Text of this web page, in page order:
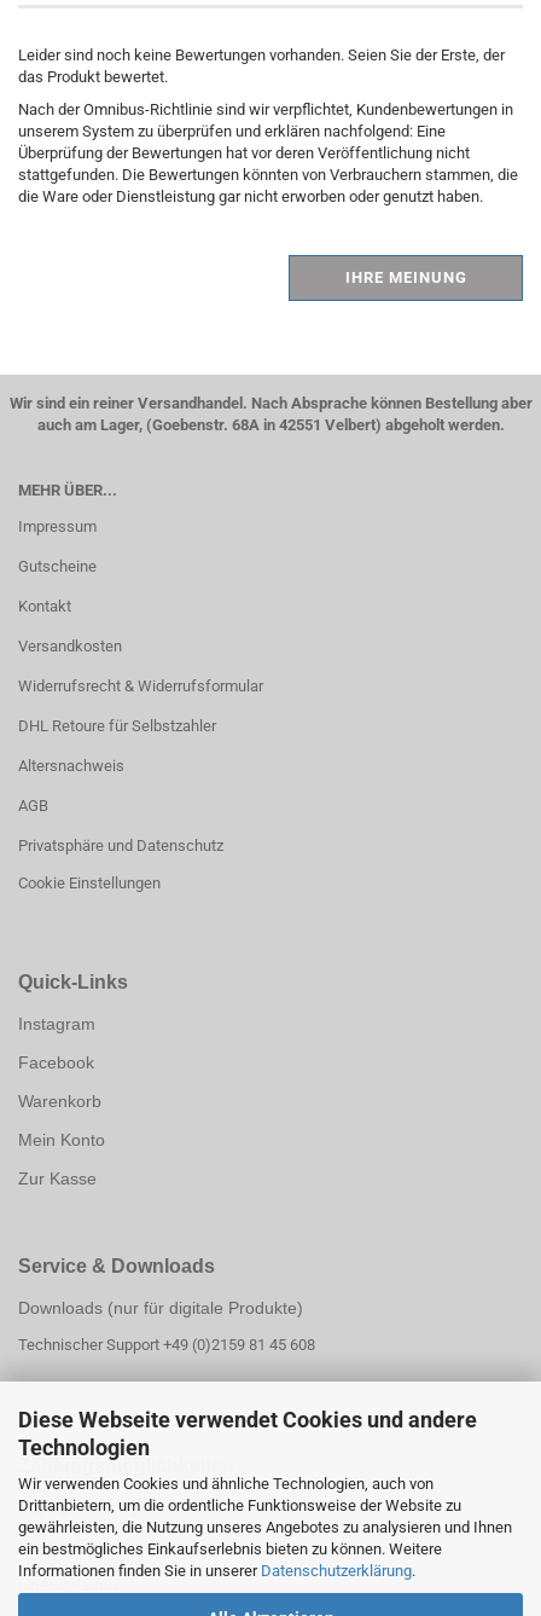
Diese Webseite verwendet Cookies und andere
Technologien
Wir verwenden Cookies und ähnliche Technologien, auch von
Drittanbietern, um die ordentliche Funktionsweise der Website zu
gewährleisten, die Nutzung unseres Angebotes zu analysieren und Ihnen
ein bestmögliches Einkaufserlebnis bieten zu können. Weitere
Informationen finden Sie in unserer Datenschutzerklärung.
Leider sind noch keine Bewertungen vorhanden. Seien Sie der Erste, der
das Produkt bewertet.
Nach der Omnibus-Richtlinie sind wir verpflichtet, Kundenbewertungen in
unserem System zu überprüfen und erklären nachfolgend: Eine
Überprüfung der Bewertungen hat vor deren Veröffentlichung nicht
stattgefunden. Die Bewertungen könnten von Verbrauchern stammen, die
die Ware oder Dienstleistung gar nicht erworben oder genutzt haben.
IHRE MEINUNG
Wir sind ein reiner Versandhandel. Nach Absprache können Bestellung aber
auch am Lager, (Goebenstr. 68A in 42551 Velbert) abgeholt werden.
MEHR ÜBER...
Impressum
Gutscheine
Kontakt
Versandkosten
Widerrufsrecht & Widerrufsformular
DHL Retoure für Selbstzahler
Altersnachweis
AGB
Privatsphäre und Datenschutz
Cookie Einstellungen
Quick-Links
Instagram
Facebook
Warenkorb
Mein Konto
Zur Kasse
Service & Downloads
Downloads (nur für digitale Produkte)
Technischer Support +49 (0)2159 81 45 608
Zahlungsmöglichk
PayPal
PayPal Ratenzahlung